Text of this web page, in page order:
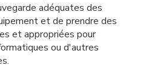
adéquates des
et de prendre des
et appropriées pour
ou d'autres